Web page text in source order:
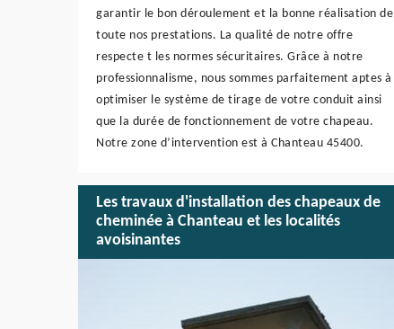
garantir le bon déroulement et la bonne réalisation de
toute nos prestations. La qualité de notre offre
respecte t les normes sécuritaires. Grâce à notre
professionnalisme, nous sommes parfaitement aptes à
optimiser le système de tirage de votre conduit ainsi
que la durée de fonctionnement de votre chapeau.
Notre zone d’intervention est à Chanteau 45400.
Les travaux d'installation des chapeaux de
cheminée à Chanteau et les localités
avoisinantes